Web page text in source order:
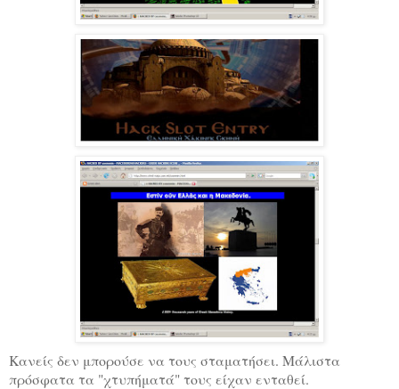
Κανείς δεν μπορούσε να τους σταματήσει. Μάλιστα
πρόσφατα τα "χτυπήματά" τους είχαν ενταθεί.